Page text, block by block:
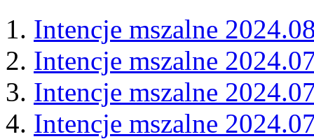
Intencje mszalne
Intencje mszalne
Intencje mszalne
Intencje mszalne